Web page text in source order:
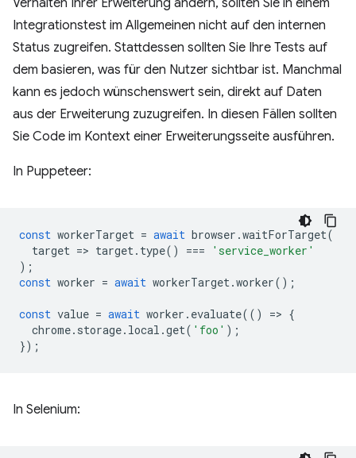
Verhalten Ihrer Erweiterung ändern, sollten Sie in einem
Integrationstest im Allgemeinen nicht auf den internen
Status zugreifen. Stattdessen sollten Sie Ihre Tests auf
dem basieren, was für den Nutzer sichtbar ist. Manchmal
kann es jedoch wünschenswert sein, direkt auf Daten
aus der Erweiterung zuzugreifen. In diesen Fällen sollten
Sie Code im Kontext einer Erweiterungsseite ausführen.
In Puppeteer:
const workerTarget = await browser .waitForTarget(
target => target. type() ===
'service_worker'
);
const worker = await workerTarget.worker();
const value = await worker . evaluate(() => {
chrome. storage. local .get( 'foo' );
});
In Selenium: